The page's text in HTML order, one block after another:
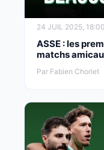
24 JUIL 2025, 18:00
ASSE : les
matchs
Par Fabien Chorlet